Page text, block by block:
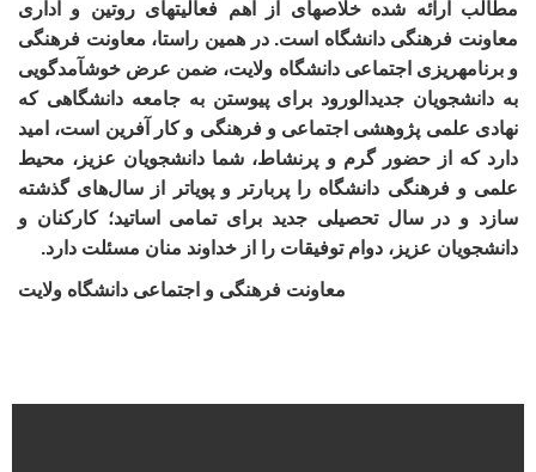
مطالب ارائه شده خلاصه­ای از اهم فعالیت­های روتین و اداری
معاونت فرهنگی دانشگاه است. در همین راستا، معاونت فرهنگی
و برنامه­ریزی اجتماعی دانشگاه ولایت، ضمن عرض خوش­آمد­گویی
به دانشجویان جدیدالورود برای پیوستن به جامعه دانشگاهی که
نهادی علمی پژوهشی اجتماعی و فرهنگی و کار آفرین است، امید
دارد که از حضور گرم و پرنشاط، شما دانشجویان عزیز، محیط
علمی و فرهنگی دانشگاه را پربارتر و پویاتر از سال‌های گذشته
سازد و در سال تحصیلی جدید برای تمامی اساتید؛ کارکنان و
دانشجویان عزیز، دوام توفیقات را از خداوند منان مسئلت دارد.
معاونت فرهنگی و اجتماعی دانشگاه ولایت